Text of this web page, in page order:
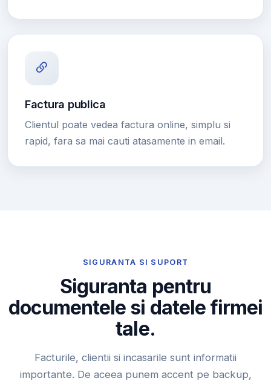
Factura publica
Clientul poate vedea factura online, simplu si
rapid, fara sa mai cauti atasamente in email.
SIGURANTA SI SUPORT
Siguranta pentru
documentele si datele firmei
tale.
Facturile, clientii si incasarile sunt informatii
importante. De aceea punem accent pe backup,